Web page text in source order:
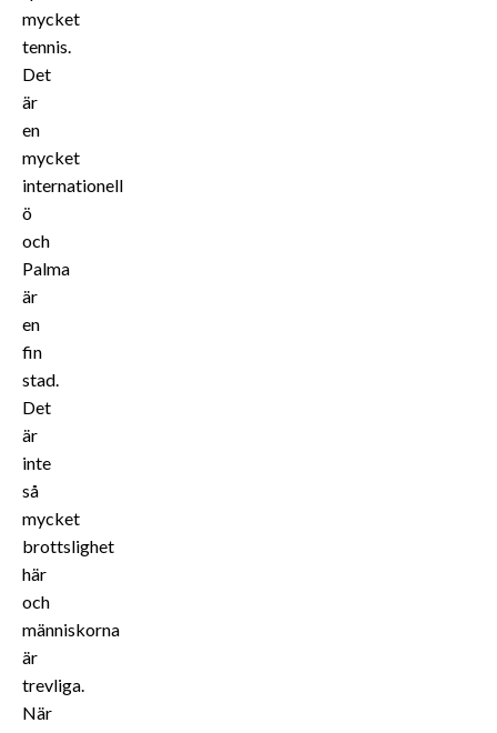
mycket
tennis.
Det
är
en
mycket
internationell
ö
och
Palma
är
en
fin
stad.
Det
är
inte
så
mycket
brottslighet
här
och
människorna
är
trevliga.
När